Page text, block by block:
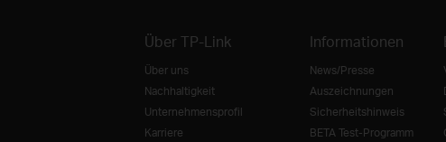
Über TP-Link
Über uns
Nachhaltigkeit
Unternehmensprofil
Karriere
Informationen
News/Presse
Auszeichnungen
Sicherheitshinweis
BETA Test-Programm